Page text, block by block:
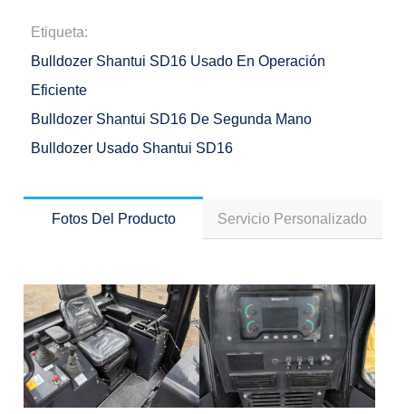
Etiqueta:
Bulldozer Shantui SD16 Usado En Operación
Eficiente
Bulldozer Shantui SD16 De Segunda Mano
Bulldozer Usado Shantui SD16
Fotos Del Producto Servicio Personalizado